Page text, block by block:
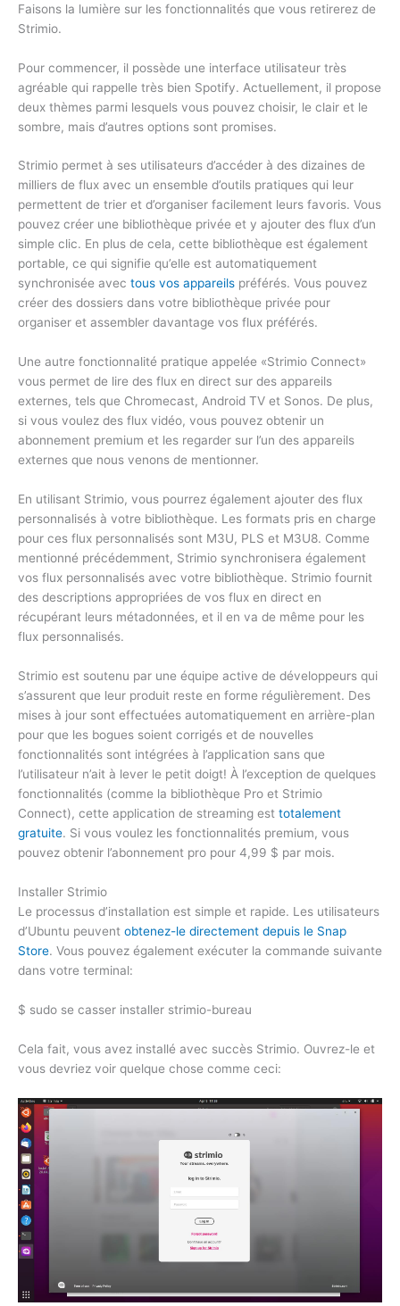
Faisons la lumière sur les fonctionnalités que vous retirerez de
Strimio.
Pour commencer, il possède une interface utilisateur très
agréable qui rappelle très bien Spotify. Actuellement, il propose
deux thèmes parmi lesquels vous pouvez choisir, le clair et le
sombre, mais d’autres options sont promises.
Strimio permet à ses utilisateurs d’accéder à des dizaines de
milliers de flux avec un ensemble d’outils pratiques qui leur
permettent de trier et d’organiser facilement leurs favoris. Vous
pouvez créer une bibliothèque privée et y ajouter des flux d’un
simple clic. En plus de cela, cette bibliothèque est également
portable, ce qui signifie qu’elle est automatiquement
synchronisée avec tous vos appareils préférés. Vous pouvez
créer des dossiers dans votre bibliothèque privée pour
organiser et assembler davantage vos flux préférés.
Une autre fonctionnalité pratique appelée «Strimio Connect»
vous permet de lire des flux en direct sur des appareils
externes, tels que Chromecast, Android TV et Sonos. De plus,
si vous voulez des flux vidéo, vous pouvez obtenir un
abonnement premium et les regarder sur l’un des appareils
externes que nous venons de mentionner.
En utilisant Strimio, vous pourrez également ajouter des flux
personnalisés à votre bibliothèque. Les formats pris en charge
pour ces flux personnalisés sont M3U, PLS et M3U8. Comme
mentionné précédemment, Strimio synchronisera également
vos flux personnalisés avec votre bibliothèque. Strimio fournit
des descriptions appropriées de vos flux en direct en
récupérant leurs métadonnées, et il en va de même pour les
flux personnalisés.
Strimio est soutenu par une équipe active de développeurs qui
s’assurent que leur produit reste en forme régulièrement. Des
mises à jour sont effectuées automatiquement en arrière-plan
pour que les bogues soient corrigés et de nouvelles
fonctionnalités sont intégrées à l’application sans que
l’utilisateur n’ait à lever le petit doigt! À l’exception de quelques
fonctionnalités (comme la bibliothèque Pro et Strimio
Connect), cette application de streaming est totalement
gratuite. Si vous voulez les fonctionnalités premium, vous
pouvez obtenir l’abonnement pro pour 4,99 $ par mois.
Installer Strimio
Le processus d’installation est simple et rapide. Les utilisateurs
d’Ubuntu peuvent obtenez-le directement depuis le Snap
Store. Vous pouvez également exécuter la commande suivante
dans votre terminal:
$ sudo se casser installer strimio-bureau
Cela fait, vous avez installé avec succès Strimio. Ouvrez-le et
vous devriez voir quelque chose comme ceci: